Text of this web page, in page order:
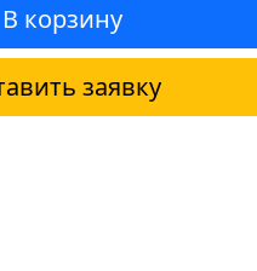
В корзину
заявку